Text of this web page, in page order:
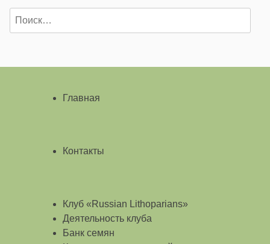
Найти:
Главная
Контакты
Клуб «Russian Lithoparians»
Деятельность клуба
Банк семян